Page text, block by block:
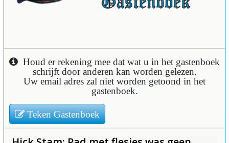
Houd er rekening mee dat wat u in het gastenboek
schrijft door anderen kan worden gelezen.
Uw email adres zal niet worden getoond in het
gastenboek.
Teken Gastenboek